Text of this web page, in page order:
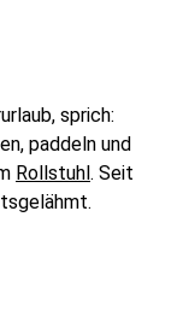
sprich:
paddeln und
Rollstuhl. Seit